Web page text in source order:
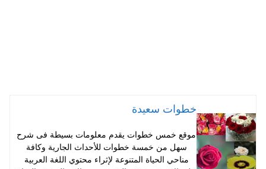
خطوات سعيدة
موقع خمس خطوات يقدم معلومات بسيطة فى شرح
سهل من خمسة خطوات للأحداث الجارية وكافة
مناحي الحياة المتنوعة لإثراء محتوي اللغة العربية